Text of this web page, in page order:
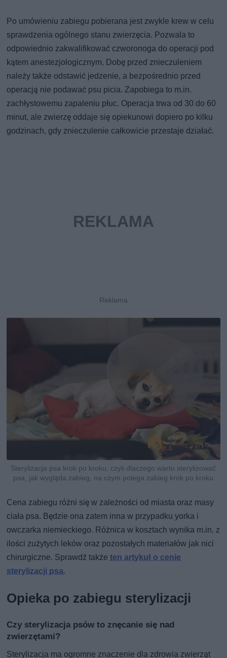
Po umówieniu zabiegu pobierana jest zwykle krew w celu
sprawdzenia ogólnego stanu zwierzęcia. Pozwala to
odpowiednio zakwalifikować czworonoga do operacji pod
kątem anestezjologicznym. Dobę przed znieczuleniem
należy także odstawić jedzenie, a bezpośrednio przed
operacją nie podawać psu picia. Zapobiega to m.in.
zachłystowemu zapaleniu płuc. Operacja trwa od 30 do 60
minut, ale zwierzę oddaje się opiekunowi dopiero po kilku
godzinach, gdy znieczulenie całkowicie przestaje działać.
Sterylizacja psa krok po kroku, czyli dlaczego warto sterylizować
psa, jak wygląda zabieg, na czym polega zabieg krok po kroku
Cena zabiegu różni się w zależności od miasta oraz masy
ciała psa. Będzie ona zatem inna w przypadku yorka i
owczarka niemieckiego. Różnica w kosztach wynika m.in. z
ilości zużytych leków oraz pozostałych materiałów jak nici
chirurgiczne. Sprawdź takżeten artykuł o cenie
sterylizacji psa.
Opieka po zabiegu sterylizacji
Czy sterylizacja psów to znęcanie się nad
zwierzętami?
Sterylizacja ma ogromne znaczenie dla zdrowia zwierząt